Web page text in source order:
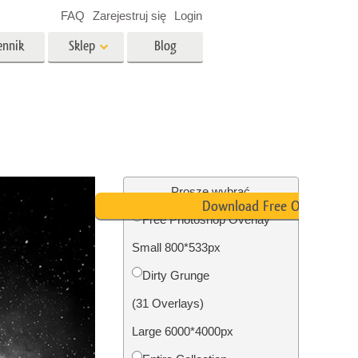
nieruchomości
Foto Przywracanie Usługi
Sklep
dla
Blog
FAQ Zarejestruj się Login
Proszę wybrać
Free Photoshop Overlay
Small 800*533px
Dirty Grunge
(31 Overlays)
Large 6000*4000px
Download Free Overlay